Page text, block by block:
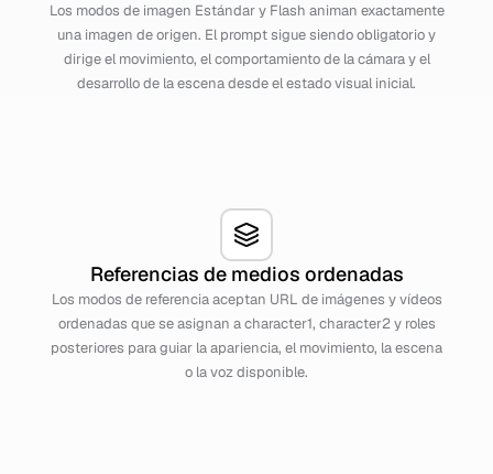
Los modos de imagen Estándar y Flash animan exactamente
una imagen de origen. El prompt sigue siendo obligatorio y
dirige el movimiento, el comportamiento de la cámara y el
desarrollo de la escena desde el estado visual inicial.
Referencias de medios ordenadas
Los modos de referencia aceptan URL de imágenes y vídeos
ordenadas que se asignan a character1, character2 y roles
posteriores para guiar la apariencia, el movimiento, la escena
o la voz disponible.